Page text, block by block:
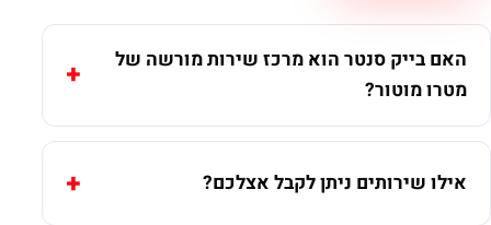
האם בייק סנטר הוא מרכז שירות מורשה של
מטרו מוטור?
אילו שירותים ניתן לקבל אצלכם?